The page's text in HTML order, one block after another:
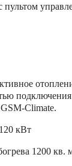
пультом
Climate.
120 кВт
1200 кв.